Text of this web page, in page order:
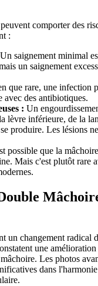
comporter des
:
Un saignement minimal
un saignement
que rare, une infection
avec des antibiotiques.
: Un
lèvre inférieure, de la
produire. Les lésions
possible que la
Mais c'est plutôt rare
un changement radical
une
Les photos
dans